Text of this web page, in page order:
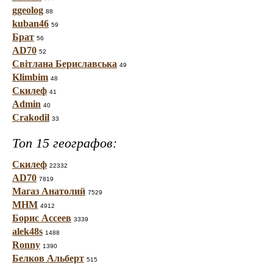
ggeolog 88
kuban46 59
Брат 56
AD70 52
Світлана Бериславська 49
Klimbim 48
Скилеф 41
Admin 40
Crakodil 33
Топ 15 географов:
Скилеф 22332
AD70 7819
Магаз Анатолий 7529
МНМ 4912
Борис Ассеев 3339
alek48s 1488
Ronny 1390
Белков Альберт 515